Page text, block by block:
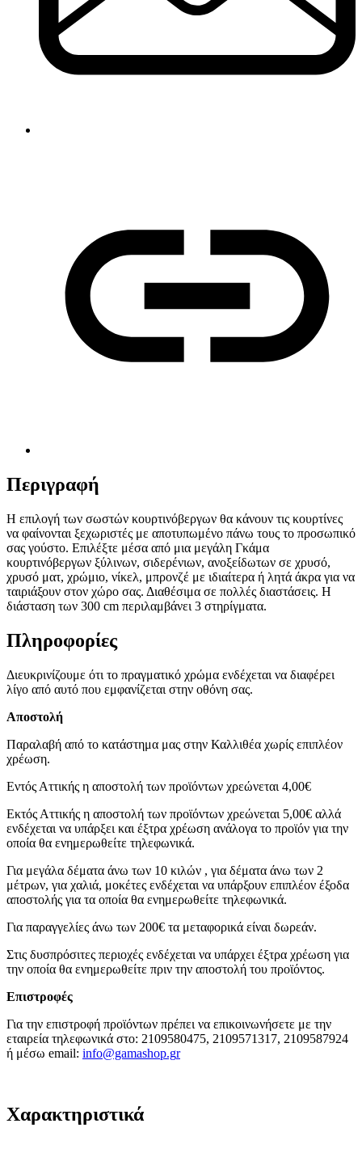
Περιγραφή
Η επιλογή των σωστών κουρτινόβεργων θα κάνουν τις κουρτίνες
να φαίνονται ξεχωριστές με αποτυπωμένο πάνω τους το προσωπικό
σας γούστο. Επιλέξτε μέσα από μια μεγάλη Γκάμα
κουρτινόβεργων ξύλινων, σιδερένιων, ανοξείδωτων σε χρυσό,
χρυσό ματ, χρώμιο, νίκελ, μπρονζέ με ιδιαίτερα ή λητά άκρα για να
ταιριάξουν στον χώρο σας. Διαθέσιμα σε πολλές διαστάσεις. Η
διάσταση των 300 cm περιλαμβάνει 3 στηρίγματα.
Πληροφορίες
Διευκρινίζουμε ότι το πραγματικό χρώμα ενδέχεται να διαφέρει
λίγο από αυτό που εμφανίζεται στην οθόνη σας.
Αποστολή
Παραλαβή από το κατάστημα μας στην Καλλιθέα χωρίς επιπλέον
χρέωση.
Εντός Αττικής η αποστολή των προϊόντων χρεώνεται 4,00€
Εκτός Αττικής η αποστολή των προϊόντων χρεώνεται 5,00€ αλλά
ενδέχεται να υπάρξει και έξτρα χρέωση ανάλογα το προϊόν για την
οποία θα ενημερωθείτε τηλεφωνικά.
Για μεγάλα δέματα άνω των 10 κιλών , για δέματα άνω των 2
μέτρων, για χαλιά, μοκέτες ενδέχεται να υπάρξουν επιπλέον έξοδα
αποστολής για τα οποία θα ενημερωθείτε τηλεφωνικά.
Για παραγγελίες άνω των 200€ τα μεταφορικά είναι δωρεάν.
Στις δυσπρόσιτες περιοχές ενδέχεται να υπάρχει έξτρα χρέωση για
την οποία θα ενημερωθείτε πριν την αποστολή του προϊόντος.
Επιστροφές
Για την επιστροφή προϊόντων πρέπει να επικοινωνήσετε με την
εταιρεία τηλεφωνικά στο: 2109580475, 2109571317, 2109587924
ή μέσω email: info@gamashop.gr
Χαρακτηριστικά